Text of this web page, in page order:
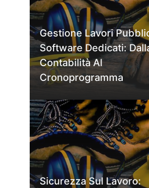
Gestione Lavori
Software Dedicati:
Contabilità Al
Cronoprogramma
Sicurezza Sul Lavoro: